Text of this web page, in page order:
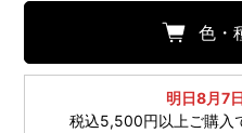
色・
明日8月7日
税込5,500円以上ご購入